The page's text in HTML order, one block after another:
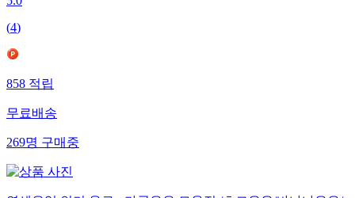
5.0
(4)
858적립
무료배송
269명구매중